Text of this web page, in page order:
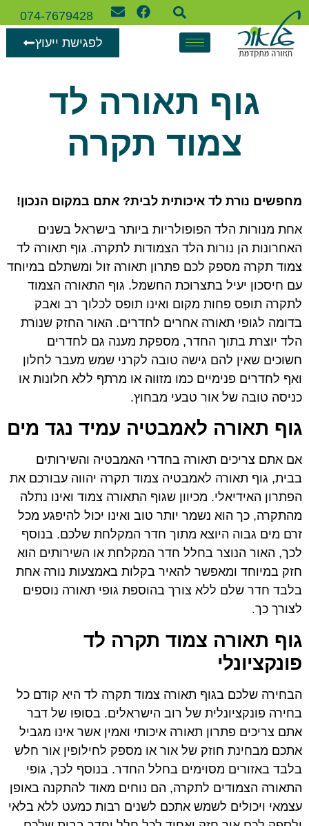
074-7679428
לפגישת ייעוץ
גוף תאורה לד
צמוד תקרה
מחפשים נורת לד איכותית לבית? אתם במקום הנכון!
אחת מנורות הלד הפופולריות ביותר בישראל בשנים
האחרונות הן נורות הלד הצמודות לתקרה. גוף תאורה לד
צמוד תקרה מספק לכם פתרון תאורה זול ומשתלם במיוחד
עם חיסכון יעיל בתצרוכת החשמל. גוף התאורה הצמוד
לתקרה תופס פחות מקום ואינו תופס לכלוך רב ואבק
בדומה לגופי תאורה אחרים לחדרים. האור החזק שנורת
הלד יוצרת בתוך החדר, מספקת מענה גם לחדרים
חשוכים שאין להם גישה טובה לקרני שמש מעבר לחלון
ואף לחדרים פנימיים כמו מזווה או מרתף ללא חלונות או
כניסה טובה של אור טבעי מבחוץ.
גוף תאורה לאמבטיה עמיד נגד מים
אם אתם צריכים תאורה בחדרי האמבטיה והשירותים
בבית, גוף תאורה לאמבטיה צמוד תקרה יהווה עבורכם את
הפתרון האידיאלי. מכיוון שגוף התאורה צמוד ואינו נתלה
מהתקרה, כך הוא נשמר יותר טוב ואינו יכול להיפגע מכל
זרם מים גבוה היוצא מתוך חדר המקלחת שלכם. בנוסף
לכך, האור הנוצר בחלל חדר המקלחת או השירותים הוא
חזק במיוחד ומאפשר להאיר בקלות באמצעות נורה אחת
בלבד חדר שלם ללא צורך בהוספת גופי תאורה נוספים
לצורך כך.
גוף תאורה צמוד תקרה לד
פונקציונלי
הבחירה שלכם בגוף תאורה צמוד תקרה לד היא קודם כל
בחירה פונקציונלית של רוב הישראלים. בסופו של דבר
אתם צריכים פתרון תאורה איכותי ואמין אשר אינו מגביל
אתכם מבחינת חוזק של אור או מספק לחילופין אור חלש
בלבד באזורים מסוימים בחלל החדר. בנוסף לכך, גופי
התאורה הצמודים לתקרה, הם נוחים מאוד להתקנה באופן
עצמאי ויכולים לשמש אתכם לשנים רבות כמעט ללא בלאי